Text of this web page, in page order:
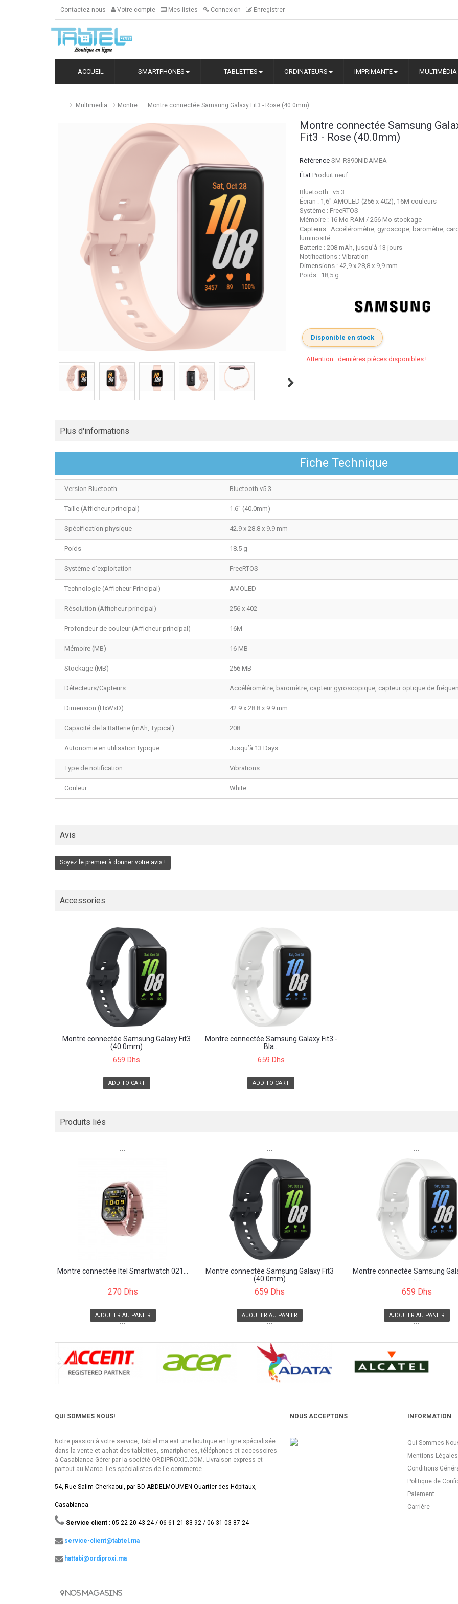
Contactez-nous Votre compte Mes listes Connexion Enregistrer
ACCUEIL SMARTPHONES TABLETTES ORDINATEURS IMPRIMANTE MULTIMÉDIA
Multimedia Montre Montre connectée Samsung Galaxy Fit3 - Rose (40.0mm)
Montre connectée Samsung
Fit3 - Rose (40.0mm)
Référence SM-R390NIDAMEA
État Produit neuf
Bluetooth : v5.3
Écran : 1,6″ AMOLED (256 x 402), 16M couleurs
Système : FreeRTOS
Mémoire : 16 Mo RAM / 256 Mo stockage
Capteurs : Accéléromètre, gyroscope, baromètre,
luminosité
Batterie : 208 mAh, jusqu’à 13 jours
Notifications : Vibration
Dimensions : 42,9 x 28,8 x 9,9 mm
Poids : 18,5 g
Disponible en stock
Attention : dernières pièces disponibles !
Plus d'informations
Fiche Technique
Version Bluetooth Bluetooth v5.3
Taille (Afficheur principal) 1.6" (40.0mm)
Spécification physique 42.9 x 28.8 x 9.9 mm
Poids 18.5 g
Système d'exploitation FreeRTOS
Technologie (Afficheur Principal) AMOLED
Résolution (Afficheur principal) 256 x 402
Profondeur de couleur (Afficheur principal) 16M
Mémoire (MB) 16 MB
Stockage (MB) 256 MB
Détecteurs/Capteurs Accéléromètre, baromètre, capteur gyroscopique, capteur optique de
Dimension (HxWxD) 42.9 x 28.8 x 9.9 mm
Capacité de la Batterie (mAh, Typical) 208
Autonomie en utilisation typique Jusqu’à 13 Days
Type de notification Vibrations
Couleur White
Avis
Soyez le premier à donner votre avis !
Accessories
Montre connectée Samsung Galaxy Fit3
(40.0mm)
659 Dhs
ADD TO CART
Montre connectée Samsung Galaxy Fit3 -
Bla...
659 Dhs
ADD TO CART
Produits liés
```
Montre connectée Itel Smartwatch 021...
270 Dhs
AJOUTER AU PANIER
```
```
Montre connectée Samsung Galaxy Fit3
(40.0mm)
659 Dhs
AJOUTER AU PANIER
```
```
Montre connectée Samsung
-...
659 Dhs
AJOUTER AU PANIER
```
QUI SOMMES NOUS!
Notre passion à votre service, Tabtel.ma est une boutique en ligne spécialisée
dans la vente et achat des tablettes, smartphones, téléphones et accessoires
à Casablanca Gérer par la société ORDIPROXI.ِCOM. Livraison express et
partout au Maroc. Les spécialistes de l'e-commerce.
54, Rue Salim Cherkaoui, par BD ABDELMOUMEN Quartier des Hôpitaux,
Casablanca.
Service client : 05 22 20 43 24 / 06 61 21 83 92 / 06 31 03 87 24
service-client@tabtel.ma
hattabi@ordiproxi.ma
NOUS ACCEPTONS INFORMATION
Qui Sommes-
Mentions Légales
Conditions
Politique de
Paiement
Carrière
NOS MAGASINS